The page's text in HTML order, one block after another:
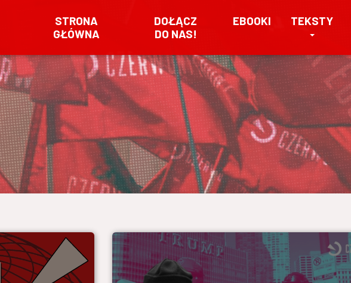
STRONA
GŁÓWNA
DOŁĄCZ
DO NAS!
EBOOKI TEKSTY